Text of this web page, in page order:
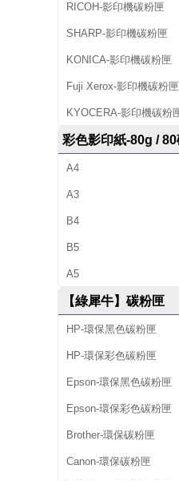
RICOH-影印機碳粉匣
SHARP-影印機碳粉匣
KONICA-影印機碳粉匣
Fuji Xerox-影印機碳粉匣
KYOCERA-影印機碳粉
彩色影印紙-80g / 80
A4
A3
B4
B5
A5
【綠犀牛】碳粉匣
HP-環保黑色碳粉匣
HP-環保彩色碳粉匣
Epson-環保黑色碳粉匣
Epson-環保彩色碳粉匣
Brother-環保碳粉匣
Canon-環保碳粉匣